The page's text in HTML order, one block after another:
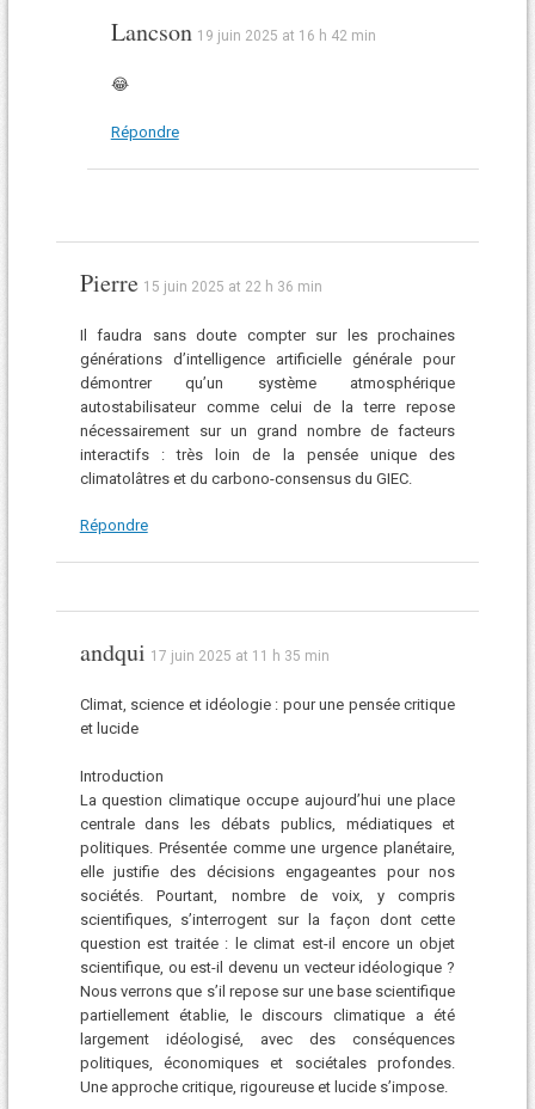
Lancson 19 juin 2025 at 16 h 42 min
😂
Répondre
Pierre 15 juin 2025 at 22 h 36 min
Il faudra sans doute compter sur les prochaines
générations d’intelligence artificielle générale pour
démontrer qu’un système atmosphérique
autostabilisateur comme celui de la terre repose
nécessairement sur un grand nombre de facteurs
interactifs : très loin de la pensée unique des
climatolâtres et du carbono-consensus du GIEC.
Répondre
andqui 17 juin 2025 at 11 h 35 min
Climat, science et idéologie : pour une pensée critique
et lucide
Introduction
La question climatique occupe aujourd’hui une place
centrale dans les débats publics, médiatiques et
politiques. Présentée comme une urgence planétaire,
elle justifie des décisions engageantes pour nos
sociétés. Pourtant, nombre de voix, y compris
scientifiques, s’interrogent sur la façon dont cette
question est traitée : le climat est-il encore un objet
scientifique, ou est-il devenu un vecteur idéologique ?
Nous verrons que s’il repose sur une base scientifique
partiellement établie, le discours climatique a été
largement idéologisé, avec des conséquences
politiques, économiques et sociétales profondes.
Une approche critique, rigoureuse et lucide s’impose.